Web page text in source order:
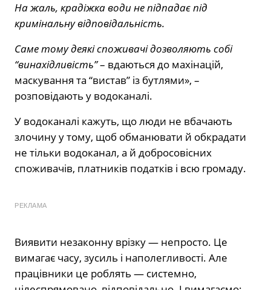
На жаль, крадіжка води не підпадає під
кримінальну відповідальність.
Саме тому деякі споживачі дозволяють собі
“винахідливість”– вдаються до махінацій,
маскування та “вистав” із бутлями», –
розповідають у водоканалі.
У водоканалі кажуть, що люди не вбачають
злочину у тому, щоб обманювати й обкрадати
не тільки водоканал, а й добросовісних
споживачів, платників податків і всю громаду.
РЕКЛАМА
Виявити незаконну врізку — непросто. Це
вимагає часу, зусиль і наполегливості. Але
працівники це роблять — системно,